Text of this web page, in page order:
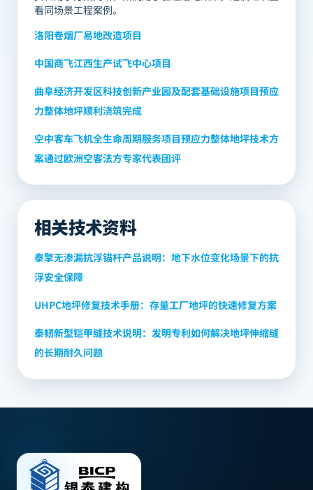
看同场景工程案例。
洛阳卷烟厂易地改造项目
中国商飞江西生产试飞中心项目
曲阜经济开发区科技创新产业园及配套基础设施项目预应
力整体地坪顺利浇筑完成
空中客车飞机全生命周期服务项目预应力整体地坪技术方
案通过欧洲空客法方专家代表团评
相关技术资料
泰擎无渗漏抗浮锚杆产品说明：地下水位变化场景下的抗
浮安全保障
UHPC地坪修复技术手册：存量工厂地坪的快速修复方案
泰韧新型铠甲缝技术说明：发明专利如何解决地坪伸缩缝
的长期耐久问题